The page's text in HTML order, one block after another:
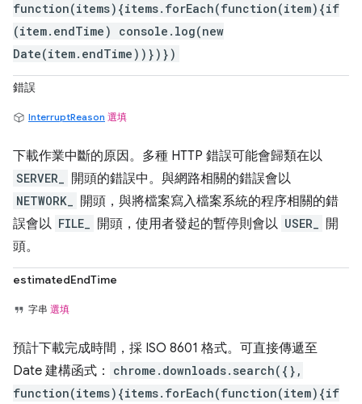
function(items){items.forEach(function(item){if
(item.endTime) console.log(new
Date(item.endTime))})})
錯誤
InterruptReason 選填
下載作業中斷的原因。多種 HTTP 錯誤可能會歸類在以
SERVER_ 開頭的錯誤中。與網路相關的錯誤會以
NETWORK_
開頭，與將檔案寫入檔案系統的程序相關的錯
誤會以 FILE_ 開頭，使用者發起的暫停則會以 USER_
開
頭。
estimatedEndTime
字串 選填
預計下載完成時間，採 ISO 8601 格式。可直接傳遞至
Date 建構函式：
chrome.downloads.search({},
function(items){items.forEach(function(item){if